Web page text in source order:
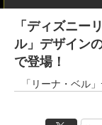
「ディズニー
ル」デザイン
で登場！
「リーナ・ベル